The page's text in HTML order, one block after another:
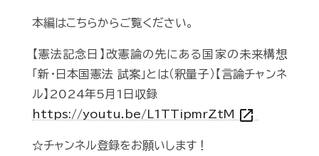
本編はこちらからご覧ください。
【憲法記念日】改憲論の先にある国家の未来構想
「新・日本国憲法 試案」とは（釈量子）【言論チャンネ
ル】2024年5月1日収録
https://youtu.be/L1TTipmrZtM open_in_new
☆チャンネル登録をお願いします！